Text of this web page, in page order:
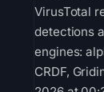
VirusTotal
detections
engines:
CRDF,